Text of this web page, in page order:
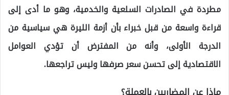
مطردة في الصادرات السلعية والخدمية، وهو ما أدى إلى
قراءة واسعة من قبل خبراء بأن أزمة الليرة هي سياسية من
الدرجة الأولى، وأنه من المفترض أن تؤدي العوامل
الاقتصادية إلى تحسن سعر صرفها وليس تراجعها.